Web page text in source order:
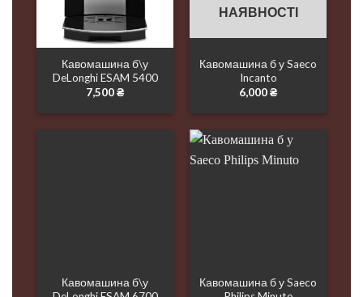
Кавомашина б\у
DeLonghi ESAM 5400
7,500₴
НАЯВНОСТІ
Кавомашина б у Saeco
Incanto
6,000₴
Кавомашина б\у
Кавомашина б у Saeco